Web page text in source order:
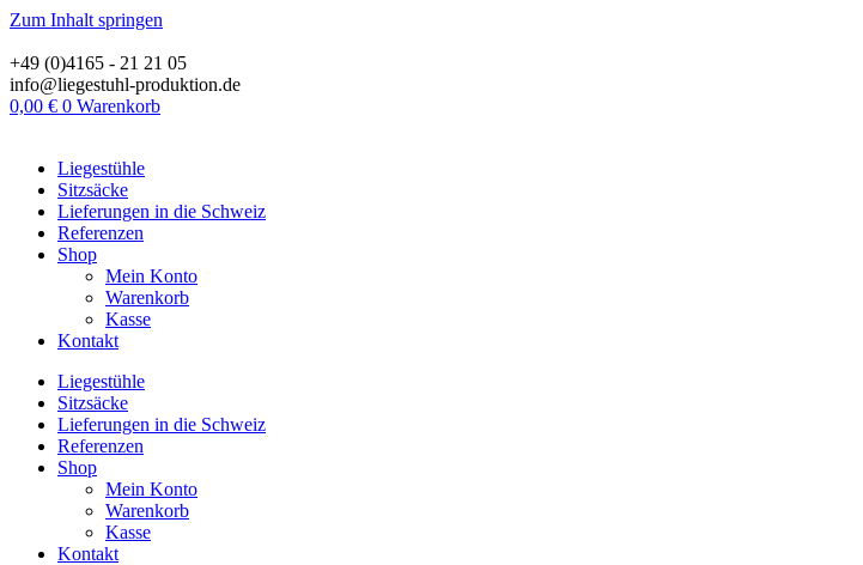
Zum Inhalt springen
+49 (0)4165 - 21 21 05
info@liegestuhl-produktion.de
0,00 € 0 Warenkorb
Liegestühle
Sitzsäcke
Lieferungen in die Schweiz
Referenzen
Shop
Mein Konto
Warenkorb
Kasse
Kontakt
Liegestühle
Sitzsäcke
Lieferungen in die Schweiz
Referenzen
Shop
Mein Konto
Warenkorb
Kasse
Kontakt